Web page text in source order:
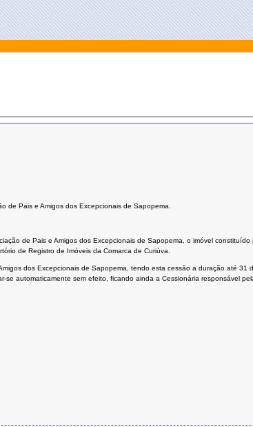
de Pais e Amigos dos Excepcionais de Sapopema.
de Pais e Amigos dos Excepcionais de Sapopema, o imóvel
de Registro de Imóveis da Comarca de Curiúva.
dos Excepcionais de Sapopema, tendo esta cessão a duração até
automaticamente sem efeito, ficando ainda a Cessionária responsável